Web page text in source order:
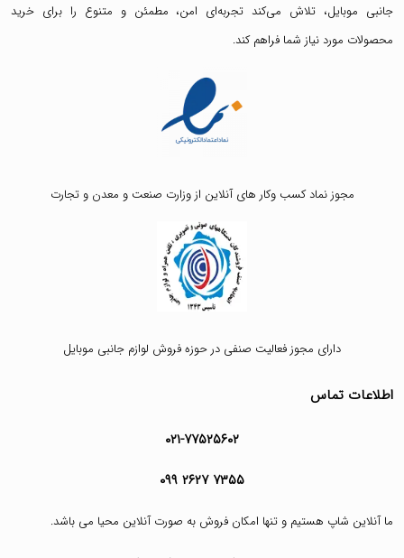
جانبی موبایل، تلاش می‌کند تجربه‌ای امن، مطمئن و متنوع را برای خرید
محصولات مورد نیاز شما فراهم کند.
مجوز نماد کسب وکار های آنلاین از وزارت صنعت و معدن و تجارت
دارای مجوز فعالیت صنفی در حوزه فروش لوازم جانبی موبایل
اطلاعات تماس
۰۲۱-۷۷۵۲۵۶۰۲
۰۹۹ ۲۶۲۷ ۷۳۵۵
ما آنلاین شاپ هستیم و تنها امکان فروش به صورت آنلاین محیا می باشد.